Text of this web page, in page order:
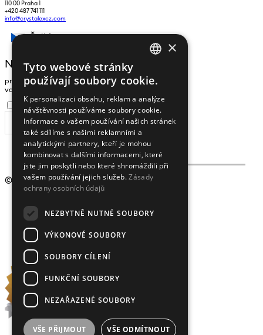
110 00 Praha 1
+420 487 741 111
info@crystalexcz.com
NEWSLETTER
pro zasílání zpráv a novinek zadejte prosím
vaši e-mailovou adresu
Souhlasím se zpracováním osobních údajů
ODEBÍRAT
© 2009 - 2026Crystalex CZ, s.r.o.
×
Tyto webové stránky
používají soubory cookie.
K personalizaci obsahu, reklam a analýze
návštěvnosti používáme soubory cookie.
Informace o vašem používání našich stránek
také sdílíme s našimi reklamními a
analytickými partnery, kteří je mohou
kombinovat s dalšími informacemi, které
jste jim poskytli nebo které shromáždili při
vašem používání jejich služeb.Zásady
ochrany osobních údajů
NEZBYTNĚ NUTNÉ SOUBORY
VÝKONOVÉ SOUBORY
SOUBORY CÍLENÍ
FUNKČNÍ SOUBORY
NEZAŘAZENÉ SOUBORY
VŠE PŘIJMOUT VŠE ODMÍTNOUT